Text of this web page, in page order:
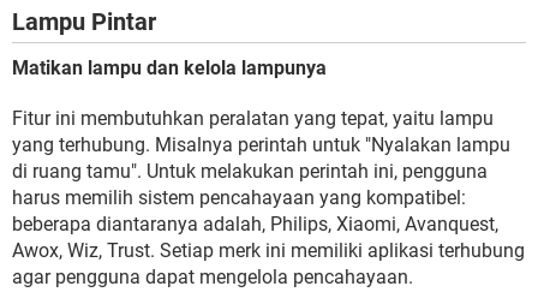
Lampu Pintar
Matikan lampu dan kelola lampunya
Fitur ini membutuhkan peralatan yang tepat, yaitu lampu
yang terhubung. Misalnya perintah untuk "Nyalakan lampu
di ruang tamu". Untuk melakukan perintah ini, pengguna
harus memilih sistem pencahayaan yang kompatibel:
beberapa diantaranya adalah, Philips, Xiaomi, Avanquest,
Awox, Wiz, Trust. Setiap merk ini memiliki aplikasi terhubung
agar pengguna dapat mengelola pencahayaan.